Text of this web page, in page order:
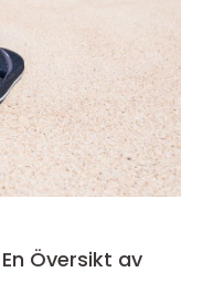
Översikt av